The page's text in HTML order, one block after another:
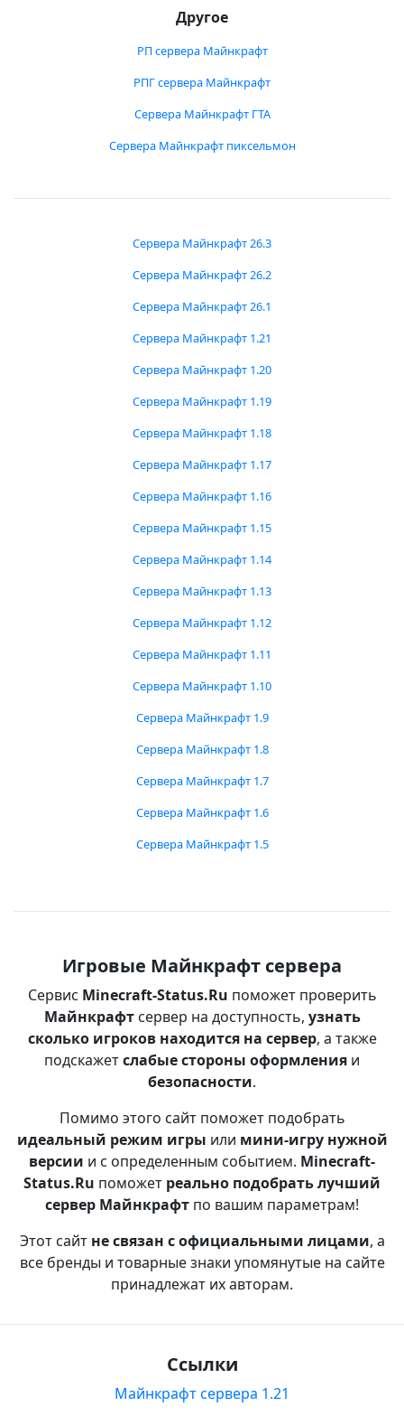
Другое
РП сервера Майнкрафт
РПГ сервера Майнкрафт
Сервера Майнкрафт ГТА
Сервера Майнкрафт пиксельмон
Сервера Майнкрафт 26.3
Сервера Майнкрафт 26.2
Сервера Майнкрафт 26.1
Сервера Майнкрафт 1.21
Сервера Майнкрафт 1.20
Сервера Майнкрафт 1.19
Сервера Майнкрафт 1.18
Сервера Майнкрафт 1.17
Сервера Майнкрафт 1.16
Сервера Майнкрафт 1.15
Сервера Майнкрафт 1.14
Сервера Майнкрафт 1.13
Сервера Майнкрафт 1.12
Сервера Майнкрафт 1.11
Сервера Майнкрафт 1.10
Сервера Майнкрафт 1.9
Сервера Майнкрафт 1.8
Сервера Майнкрафт 1.7
Сервера Майнкрафт 1.6
Сервера Майнкрафт 1.5
Игровые Майнкрафт сервера
Сервис Minecraft-Status.Ru поможет проверить
Майнкрафтсервер на доступность, узнать
сколько игроков находится на сервер, а также
подскажетслабые стороны оформления и
безопасности.
Помимо этого сайт поможет подобрать
идеальный режим игры или мини-игру нужной
версии и с определенным событием. Minecraft-
Status.Ru поможет реально подобрать лучший
сервер Майнкрафт по вашим параметрам!
Этот сайт не связан с официальными лицами, а
все бренды и товарные знаки упомянутые на сайте
принадлежат их авторам.
Ссылки
Майнкрафт сервера 1.21